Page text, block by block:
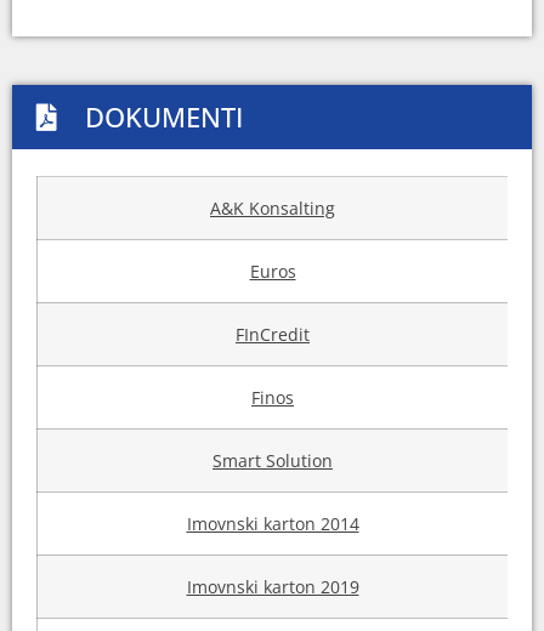
DOKUMENTI
A&K Konsalting
Euros
FInCredit
Finos
Smart Solution
Imovnski karton 2014
Imovnski karton 2019